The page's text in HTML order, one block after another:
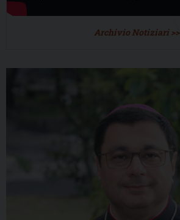
Archivio Notiziari >>